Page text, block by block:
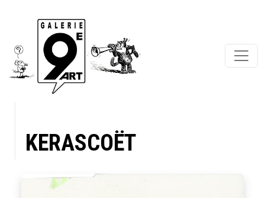
KERASCOËT